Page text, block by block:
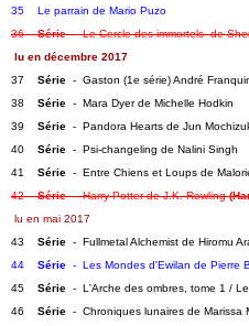
35    Le parrain de Mario Puzo
36 Série -  Le Cercle des immortels  de
lu en décembre 2017
37 Série -  Gaston (1e série) André
38 Série -  Mara Dyer de Michelle Hodkin
39 Série -  Pandora Hearts de Jun
40 Série -  Psi-changeling de Nalini Singh
41 Série -  Entre Chiens et Loups de
42 Série -  Harry Potter de J.K. Rowling
lu en mai 2017
43 Série -  Fullmetal Alchemist de Hiromu
44 Série -  Les Mondes d'Ewilan de Pierre
45 Série -  L'Arche des ombres, tome 1 /
46 Série -  Chroniques lunaires de Marissa